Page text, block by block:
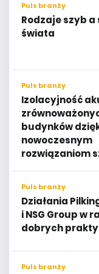
Puls branży
Rodzaje szyb
świata
Puls branży
Izolacyjność
budynków
nowoczesnym
rozwiązaniom
Puls branży
Działania
i NSG Group w
dobrych
Puls branży